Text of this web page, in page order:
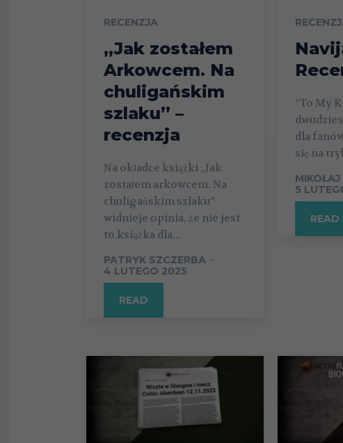
RECENZJA
„Jak zostałem
Arkowcem. Na
chuligańskim
szlaku” –
recenzja
Na okładce książki „Jak
zostałem arkowcem. Na
chuligańskim szlaku”
widnieje opinia, że nie jest
to książka dla...
PATRYK SZCZERBA -
4 LUTEGO 2025
READ
“To My
dla
się na
5
READ